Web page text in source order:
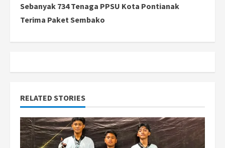
t
u
e
R
e
Sebanyak 734 Tenaga PPSU Kota Pontianak
Terima Paket Sembako
RELATED STORIES